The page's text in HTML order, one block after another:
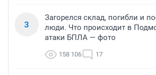
3
Загорелся склад, погибли и
люди. Что происходит в
атаки БПЛА — фото
158 106 17